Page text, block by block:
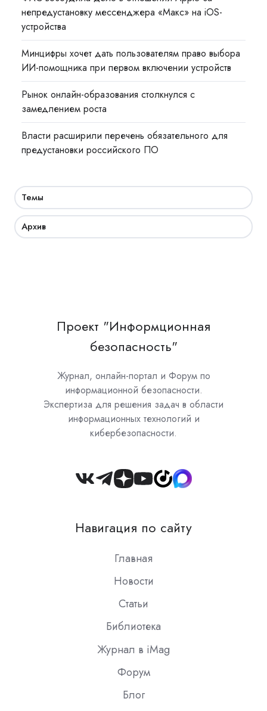
непредустановку мессенджера «Макс» на iOS-
устройства
Минцифры хочет дать пользователям право выбора
ИИ-помощника при первом включении устройств
Рынок онлайн-образования столкнулся с
замедлением роста
Власти расширили перечень обязательного для
предустановки российского ПО
Темы
Архив
Проект "Информционная
безопасность"
Журнал, онлайн-портал и Форум по
информационной безопасности.
Экспертиза для решения задач в области
информационных технологий и
кибербезопасности.
Join
Slack
Навигация по сайту
Главная
Новости
Статьи
Библиотека
Журнал в iMag
Форум
Блог